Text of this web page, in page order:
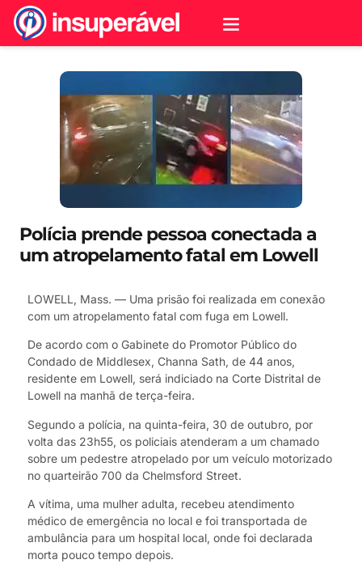
Polícia prende pessoa conectada a
um atropelamento fatal em Lowell
LOWELL, Mass. — Uma prisão foi realizada em conexão
com um atropelamento fatal com fuga em Lowell.
De acordo com o Gabinete do Promotor Público do
Condado de Middlesex, Channa Sath, de 44 anos,
residente em Lowell, será indiciado na Corte Distrital de
Lowell na manhã de terça-feira.
Segundo a polícia, na quinta-feira, 30 de outubro, por
volta das 23h55, os policiais atenderam a um chamado
sobre um pedestre atropelado por um veículo motorizado
no quarteirão 700 da Chelmsford Street.
A vítima, uma mulher adulta, recebeu atendimento
médico de emergência no local e foi transportada de
ambulância para um hospital local, onde foi declarada
morta pouco tempo depois.